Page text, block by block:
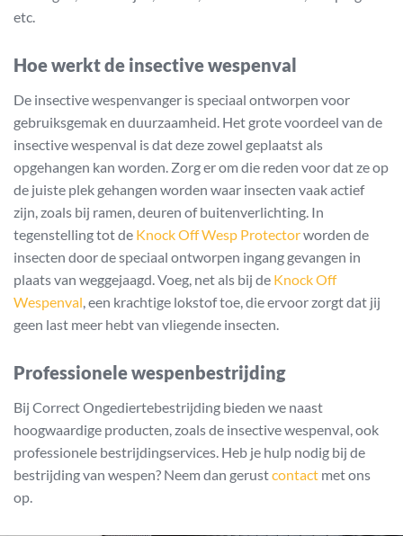
etc.
Hoe werkt de insective wespenval
De insective wespenvanger is speciaal ontworpen voor
gebruiksgemak en duurzaamheid. Het grote voordeel van de
insective wespenval is dat deze zowel geplaatst als
opgehangen kan worden. Zorg er om die reden voor dat ze op
de juiste plek gehangen worden waar insecten vaak actief
zijn, zoals bij ramen, deuren of buitenverlichting. In
tegenstelling tot de Knock Off Wesp Protectorworden de
insecten door de speciaal ontworpen ingang gevangen in
plaats van weggejaagd. Voeg, net als bij de Knock Off
Wespenval, een krachtige lokstof toe, die ervoor zorgt dat jij
geen last meer hebt van vliegende insecten.
Professionele wespenbestrijding
Bij Correct Ongediertebestrijding bieden we naast
hoogwaardige producten, zoals de insective wespenval, ook
professionele bestrijdingservices. Heb je hulp nodig bij de
bestrijding van wespen? Neem dan gerustcontact met ons
op.